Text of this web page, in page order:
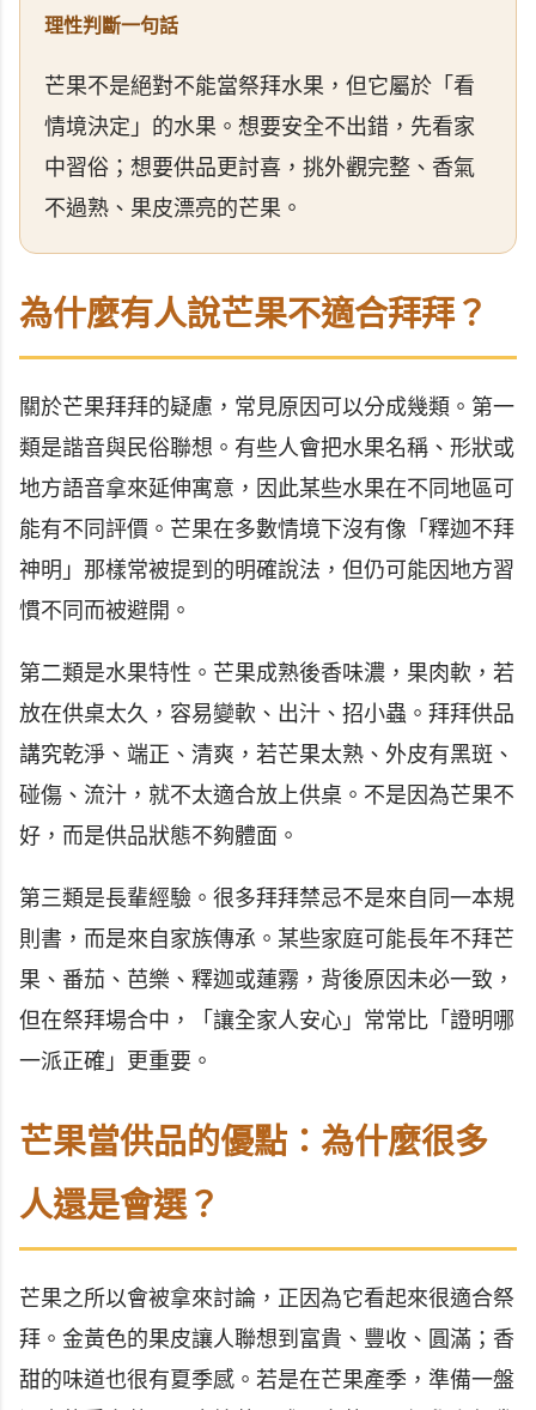
理性判斷一句話
芒果不是絕對不能當祭拜水果，但它屬於「看
情境決定」的水果。想要安全不出錯，先看家
中習俗；想要供品更討喜，挑外觀完整、香氣
不過熟、果皮漂亮的芒果。
為什麼有人說芒果不適合拜拜？
關於芒果拜拜的疑慮，常見原因可以分成幾類。第一
類是諧音與民俗聯想。有些人會把水果名稱、形狀或
地方語音拿來延伸寓意，因此某些水果在不同地區可
能有不同評價。芒果在多數情境下沒有像「釋迦不拜
神明」那樣常被提到的明確說法，但仍可能因地方習
慣不同而被避開。
第二類是水果特性。芒果成熟後香味濃，果肉軟，若
放在供桌太久，容易變軟、出汁、招小蟲。拜拜供品
講究乾淨、端正、清爽，若芒果太熟、外皮有黑斑、
碰傷、流汁，就不太適合放上供桌。不是因為芒果不
好，而是供品狀態不夠體面。
第三類是長輩經驗。很多拜拜禁忌不是來自同一本規
則書，而是來自家族傳承。某些家庭可能長年不拜芒
果、番茄、芭樂、釋迦或蓮霧，背後原因未必一致，
但在祭拜場合中，「讓全家人安心」常常比「證明哪
一派正確」更重要。
芒果當供品的優點：為什麼很多
人還是會選？
芒果之所以會被拿來討論，正因為它看起來很適合祭
拜。金黃色的果皮讓人聯想到富貴、豐收、圓滿；香
甜的味道也很有夏季感。若是在芒果產季，準備一盤